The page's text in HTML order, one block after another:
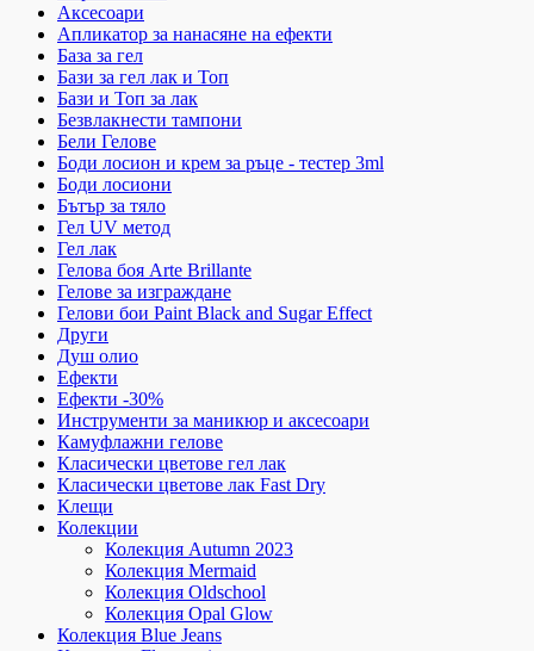
Аксесоари
Апликатор за нанасяне на ефекти
База за гел
Бази за гел лак и Топ
Бази и Топ за лак
Безвлакнести тампони
Бели Гелове
Боди лосион и крем за ръце - тестер 3ml
Боди лосиони
Бътър за тяло
Гел UV метод
Гел лак
Гелова боя Arte Brillante
Гелове за изграждане
Гелови бои Paint Black and Sugar Effect
Други
Душ олио
Ефекти
Ефекти -30%
Инструменти за маникюр и аксесоари
Камуфлажни гелове
Класически цветове гел лак
Класически цветове лак Fast Dry
Клещи
Колекции
Колекция Autumn 2023
Колекция Mermaid
Колекция Oldschool
Колекция Opal Glow
Колекция Blue Jeans